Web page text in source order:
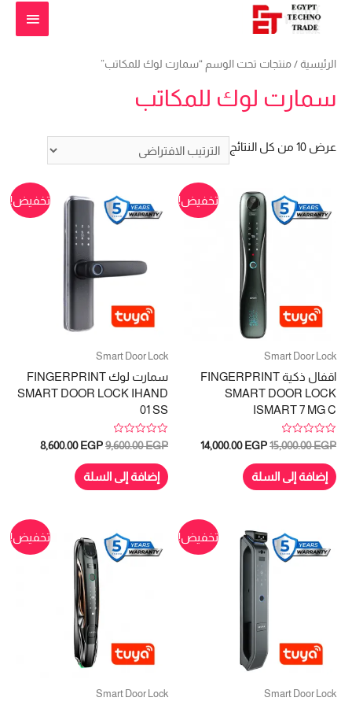
الرئيسية / منتجات تحت الوسم “سمارت لوك للمكاتب”
سمارت لوك للمكاتب
عرض ⁦10⁩ من كل النتائج
تخفيض!
Smart Door Lock
اقفال ذكية FINGERPRINT
SMART DOOR LOCK
ISMART 7 MG C
تم
التقييم
من
5
15,000.00EGP
السعر
هو:
15,000.00 EGP.
14,000.00 EGP
السعر
14,000.00 EGP.
إضافة إلى السلة
تخفيض!
Smart Door Lock
سمارت لوك FINGERPRINT
SMART DOOR LOCK IHAND
01 SS
تم
التقييم
من
5
9,600.00EGP
السعر
هو:
9,600.00 EGP.
8,600.00 EGP
السعر
إضافة إلى السلة
تخفيض!
Smart Door Lock
تخفيض!
Smart Door Lock